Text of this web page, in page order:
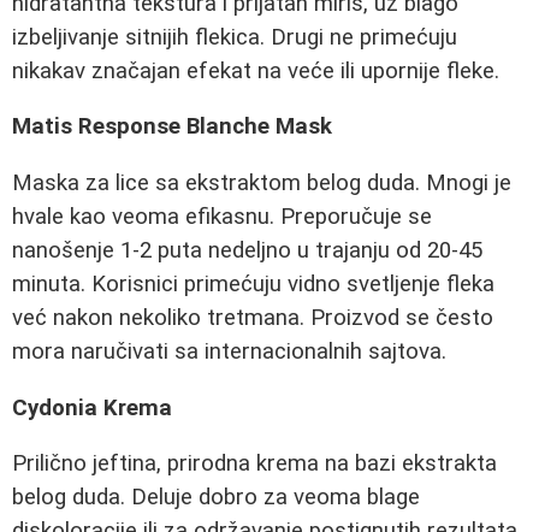
izbeljivanje sitnijih flekica. Drugi ne primećuju
nikakav značajan efekat na veće ili upornije fleke.
Matis Response Blanche Mask
Maska za lice sa ekstraktom belog duda. Mnogi je
hvale kao veoma efikasnu. Preporučuje se
nanošenje 1-2 puta nedeljno u trajanju od 20-45
minuta. Korisnici primećuju vidno svetljenje fleka
već nakon nekoliko tretmana. Proizvod se često
mora naručivati sa internacionalnih sajtova.
Cydonia Krema
Prilično jeftina, prirodna krema na bazi ekstrakta
belog duda. Deluje dobro za veoma blage